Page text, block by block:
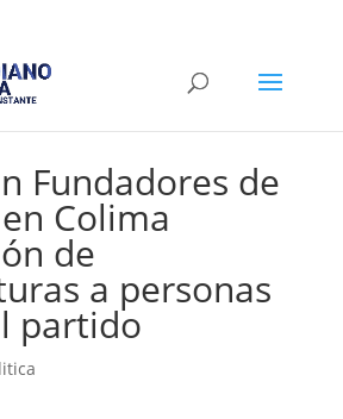
Fundadores de
Colima
de
a personas
partido